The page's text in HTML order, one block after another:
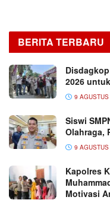
BERITA TERBARU
2026
9
Siswi
Olahraga,
9
Kapolres
Motivasi